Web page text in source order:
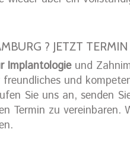
? JETZT TERMIN
Implantologieund
und
Sie uns an, senden
Termin zu vereinbaren.